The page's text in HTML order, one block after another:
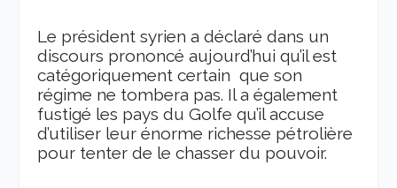
Le président syrien a déclaré dans un
discours prononcé aujourd’hui qu’il est
catégoriquement certain que son
régime ne tombera pas. Il a également
fustigé les pays du Golfequ’il accuse
d’utiliser leur énorme richesse pétrolière
pour tenter de le chasser du pouvoir.